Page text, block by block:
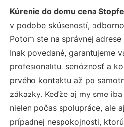
Kúrenie do domu cena
v podobe skúseností,
Potom ste na správnej
Inak povedané, garantujeme
profesionalitu, serióznosť a
prvého kontaktu až po
zákazky. Keďže aj my sme
nielen počas spolupráce, ale
prípadnej nespokojnosti,